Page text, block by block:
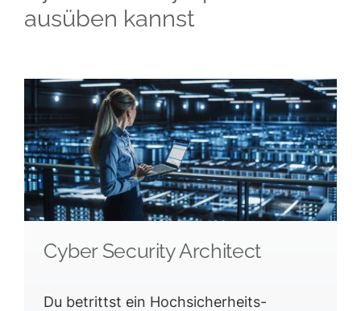
ausüben kannst
Cyber Security Architect
Du betrittst ein Hoch­sicherheits­